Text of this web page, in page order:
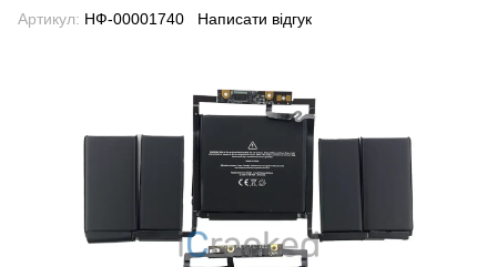
Артикул: НФ-00001740 Написати відгук